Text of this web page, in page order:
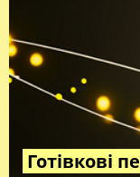
Готівкові